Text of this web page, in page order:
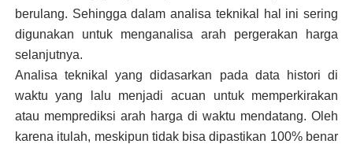
berulang. Sehingga dalam analisa teknikal hal ini sering
digunakan untuk menganalisa arah pergerakan harga
selanjutnya.
Analisa teknikal yang didasarkan pada data histori di
waktu yang lalu menjadi acuan untuk memperkirakan
atau memprediksi arah harga di waktu mendatang. Oleh
karena itulah, meskipun tidak bisa dipastikan 100% benar